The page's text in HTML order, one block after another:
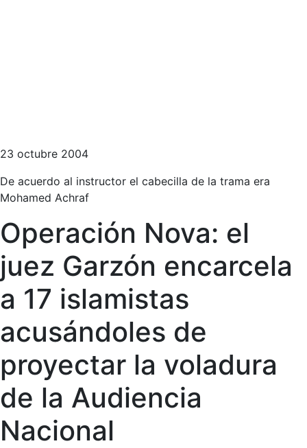
23 octubre 2004
De acuerdo al instructor el cabecilla de la trama era
Mohamed Achraf
Operación Nova: el
juez Garzón encarcela
a 17 islamistas
acusándoles de
proyectar la voladura
de la Audiencia
Nacional